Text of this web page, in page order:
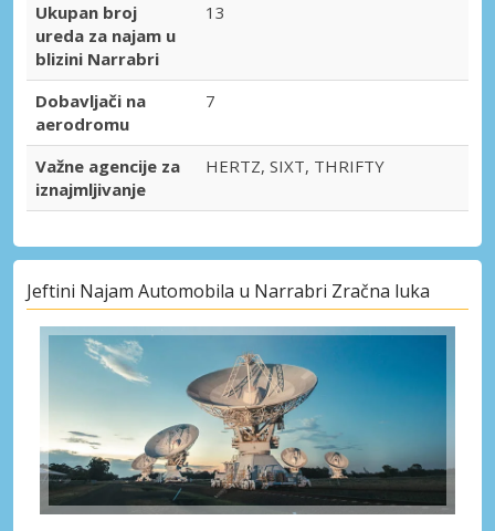
Ukupan broj
ureda za najam u
blizini Narrabri
13
Dobavljači na
aerodromu
7
Važne agencije za
iznajmljivanje
HERTZ, SIXT, THRIFTY
Jeftini Najam Automobila u Narrabri Zračna luka